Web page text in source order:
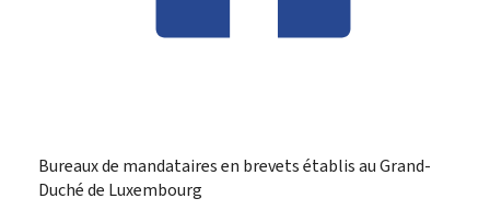
Bureaux de mandataires en brevets établis au Grand-
Duché de Luxembourg